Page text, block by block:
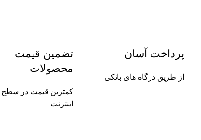
پرداخت آسان
از طریق درگاه های بانکی
تضمین قیمت
محصولات
کمترین قیمت در سطح
اینترنت